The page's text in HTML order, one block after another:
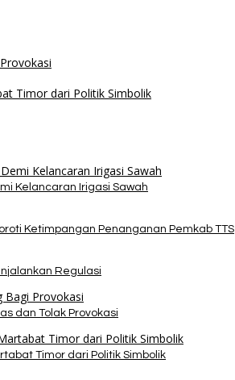
Kelancaran Irigasi Sawah
Ketimpangan Penanganan Pemkab TTS
Regulasi
dan Tolak Provokasi
Timor dari Politik Simbolik